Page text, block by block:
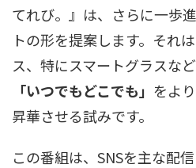
てれび。』は、さらに一歩
トの形を提案します。それ
ス、特にスマートグラスな
「いつでもどこでも」 をよ
昇華させる試みです。
この番組は、SNSを主な配